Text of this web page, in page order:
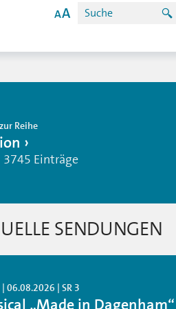
Reihe
3745 Einträge
SENDUNGEN
06.08.2026 | SR 3
„Made in Dagenham“